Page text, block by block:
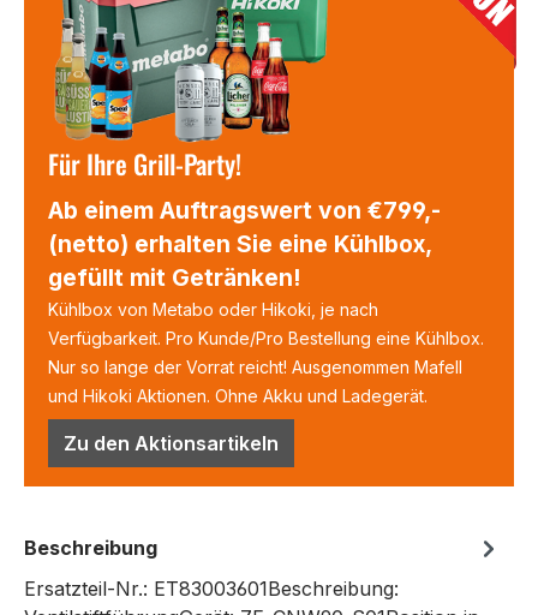
Für Ihre Grill-Party!
Ab einem Auftragswert von €799,-
(netto) erhalten Sie eine Kühlbox,
gefüllt mit Getränken!
Kühlbox von Metabo oder Hikoki, je nach
Verfügbarkeit. Pro Kunde/Pro Bestellung eine Kühlbox.
Nur so lange der Vorrat reicht! Ausgenommen Mafell
und Hikoki Aktionen. Ohne Akku und Ladegerät.
Zu den Aktionsartikeln
Beschreibung
Ersatzteil-Nr.: ET83003601Beschreibung: